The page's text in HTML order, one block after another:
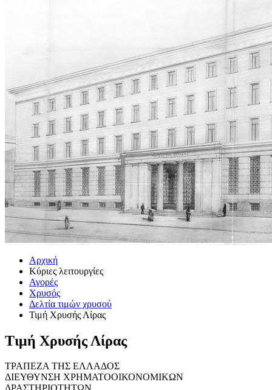
Αρχική
Κύριες λειτουργίες
Αγορές
Χρυσός
Δελτία τιμών χρυσού
Τιμή Χρυσής Λίρας
Τιμή Χρυσής Λίρας
ΤΡΑΠΕΖΑ ΤΗΣ ΕΛΛΑΔΟΣ
ΔΙΕΥΘΥΝΣΗ ΧΡΗΜΑΤΟΟΙΚΟΝΟΜΙΚΩΝ